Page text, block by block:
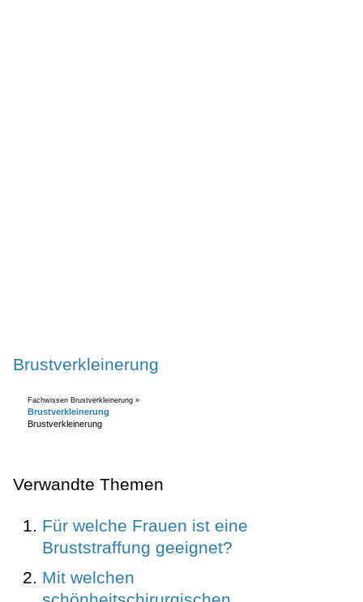
Brustverkleinerung
Fachwissen Brustverkleinerung »
Brustverkleinerung
Brustverkleinerung
Verwandte Themen
Für welche Frauen ist eine
Bruststraffung geeignet?
Mit welchen